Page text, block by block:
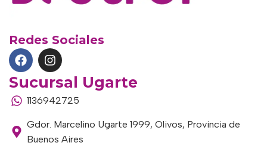
Redes Sociales
Sucursal Ugarte
1136942725
Gdor. Marcelino Ugarte 1999, Olivos, Provincia de
Buenos Aires